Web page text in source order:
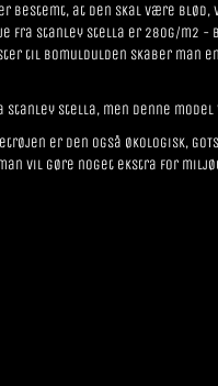
bestemt, at den skal være blød,
Stanley Stella er 280g/m2 -
til bomuldulden skaber man
Stella, men denne
er den også økologisk,
vil gøre noget ekstra for